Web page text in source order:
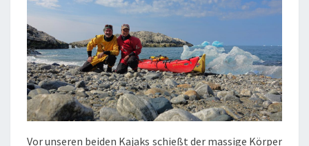
Vor unseren beiden Kajaks schießt der massige Körper